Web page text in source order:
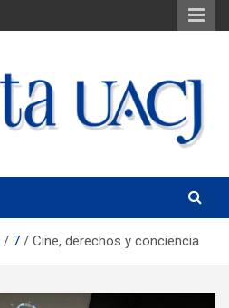
7 Cine, derechos y conciencia